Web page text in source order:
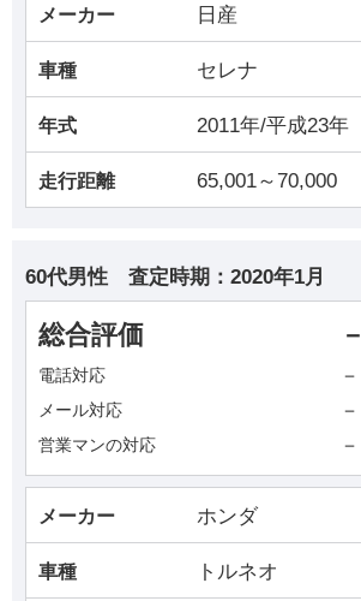
メーカー 日産
車種 セレナ
年式 2011年/平成23年
走行距離 65,001～70,000
60代男性 査定時期： 2020年1月
総合評価 －
電話対応 －
メール対応 －
営業マンの対応 －
メーカー ホンダ
車種 トルネオ